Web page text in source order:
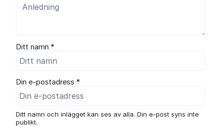
Ditt namn *
Din e-postadress *
Ditt namn och inlägget kan ses av alla. Din e-post syns inte
publikt.